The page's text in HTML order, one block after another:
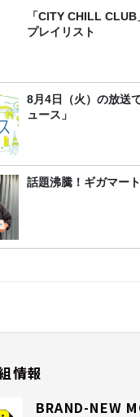
「CITY CHILL
プレイリスト
8月4日（火）の放送
ュース」
話題沸騰！ギガマート
情報
BRAND-NEW